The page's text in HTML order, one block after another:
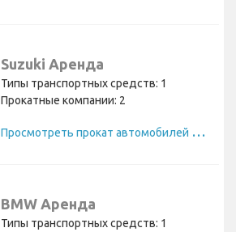
Suzuki Аренда
Типы транспортных средств: 1
Прокатные компании: 2
П
росмотреть прокат автомобилей Suzuki
BMW Аренда
Типы транспортных средств: 1